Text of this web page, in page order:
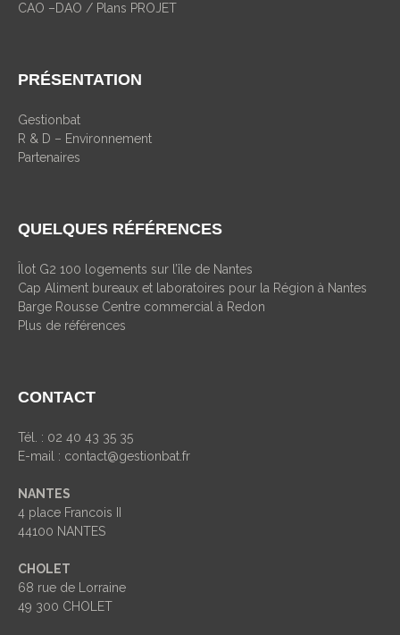
CAO –DAO / Plans PROJET
PRÉSENTATION
Gestionbat
R & D – Environnement
Partenaires
QUELQUES RÉFÉRENCES
Îlot G2 100 logements sur l’île de Nantes
Cap Aliment bureaux et laboratoires pour la Région à Nantes
Barge Rousse Centre commercial à Redon
Plus de références
CONTACT
Tél. : 02 40 43 35 35
E-mail : contact@gestionbat.fr
NANTES
4 place Francois II
44100 NANTES
CHOLET
68 rue de Lorraine
49 300 CHOLET